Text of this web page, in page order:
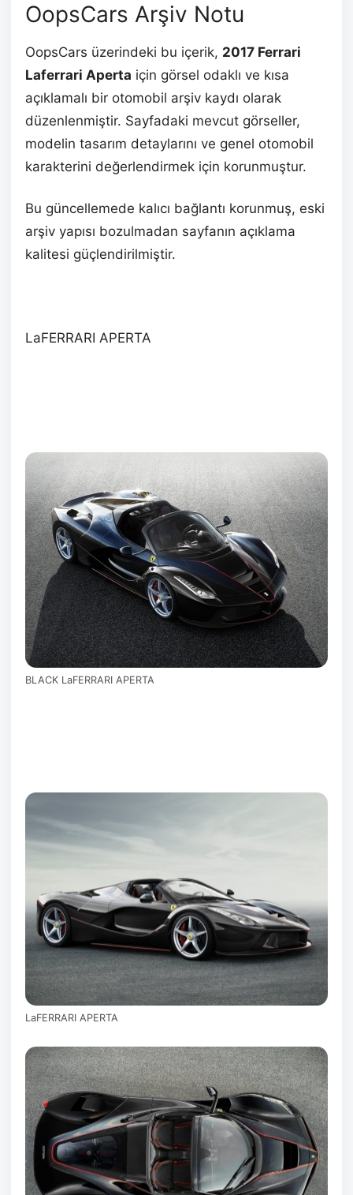
OopsCars Arşiv Notu
OopsCars üzerindeki bu içerik, 2017 Ferrari
Laferrari Aperta için görsel odaklı ve kısa
açıklamalı bir otomobil arşiv kaydı olarak
düzenlenmiştir. Sayfadaki mevcut görseller,
modelin tasarım detaylarını ve genel otomobil
karakterini değerlendirmek için korunmuştur.
Bu güncellemede kalıcı bağlantı korunmuş, eski
arşiv yapısı bozulmadan sayfanın açıklama
kalitesi güçlendirilmiştir.
LaFERRARI APERTA
BLACK LaFERRARI APERTA
LaFERRARI APERTA